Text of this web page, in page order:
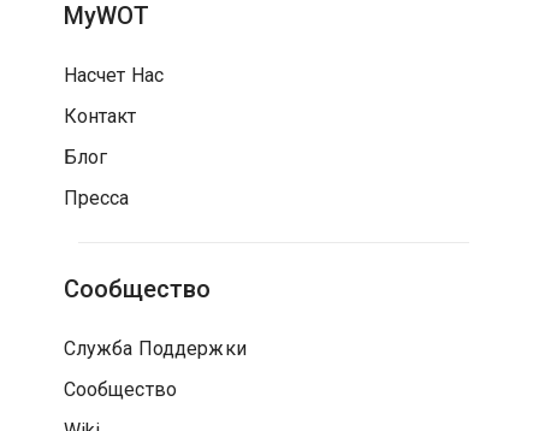
MyWOT
Насчет Нас
Контакт
Блог
Пресса
Сообщество
Служба Поддержки
Сообщество